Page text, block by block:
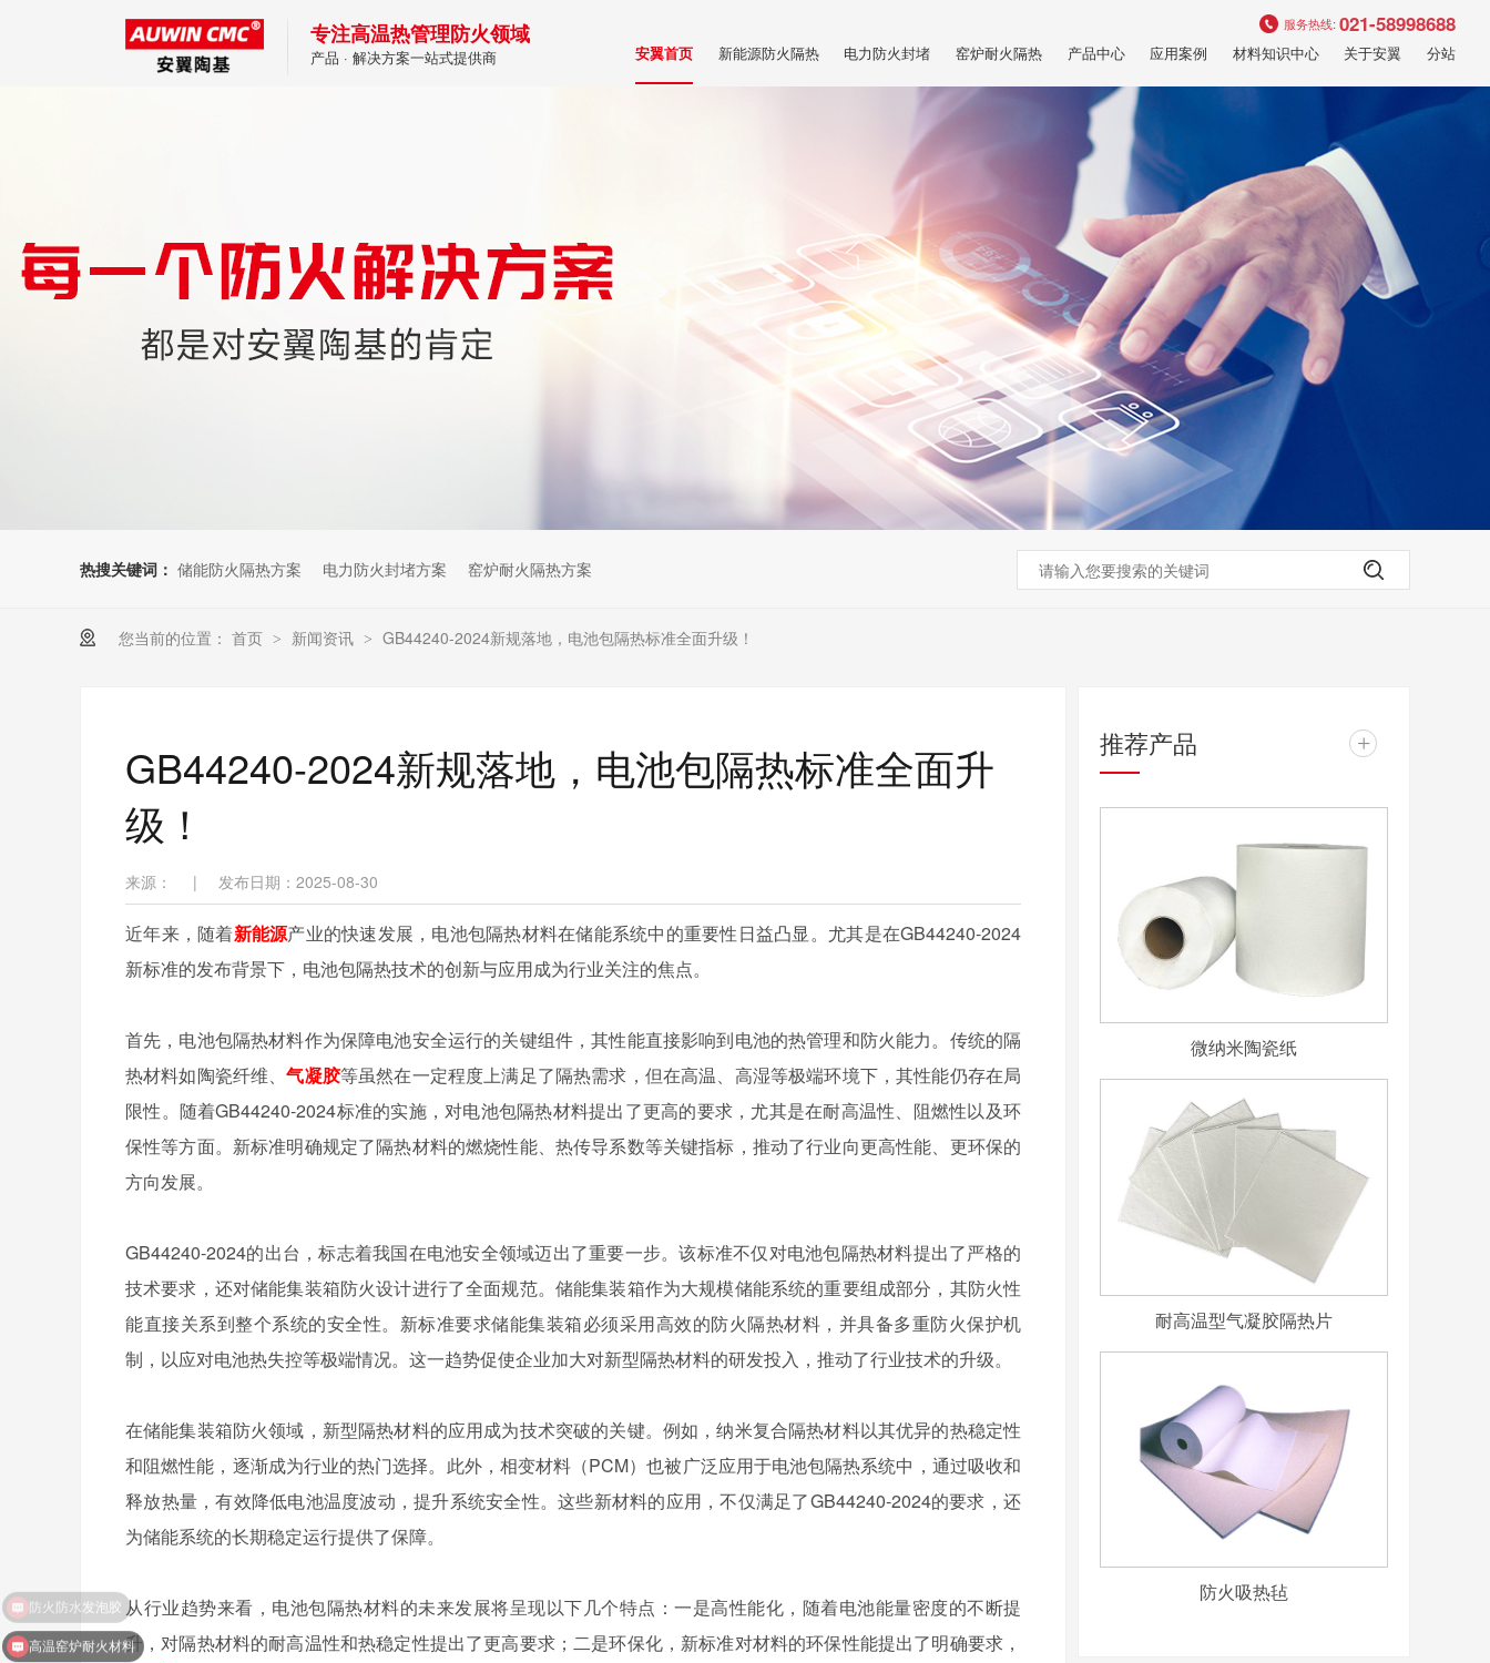
专注高温热管理防火领域
产品 · 解决方案一站式提供商
服务热线:021-58998688
安翼首页 新能源防火隔热 电力防火封堵 窑炉耐火隔热 产品中心 应用案例 材料知识中心 关于安翼 分站
热搜关键词： 储能防火隔热方案 电力防火封堵方案 窑炉耐火隔热方案
您当前的位置： 首页 > 新闻资讯 > GB44240-2024新规落地，电池包隔热标准全面升级！
GB44240-2024新规落地，电池包隔热标准全面升
级！
来源： | 发布日期：2025-08-30
近年来，随着新能源产业的快速发展，电池包隔热材料在储能系统中的重要性日益凸显。尤其是在GB44240-2024
新标准的发布背景下，电池包隔热技术的创新与应用成为行业关注的焦点。
首先，电池包隔热材料作为保障电池安全运行的关键组件，其性能直接影响到电池的热管理和防火能力。传统的隔
热材料如陶瓷纤维、气凝胶等虽然在一定程度上满足了隔热需求，但在高温、高湿等极端环境下，其性能仍存在局
限性。随着GB44240-2024标准的实施，对电池包隔热材料提出了更高的要求，尤其是在耐高温性、阻燃性以及环
保性等方面。新标准明确规定了隔热材料的燃烧性能、热传导系数等关键指标，推动了行业向更高性能、更环保的
方向发展。
GB44240-2024的出台，标志着我国在电池安全领域迈出了重要一步。该标准不仅对电池包隔热材料提出了严格的
技术要求，还对储能集装箱防火设计进行了全面规范。储能集装箱作为大规模储能系统的重要组成部分，其防火性
能直接关系到整个系统的安全性。新标准要求储能集装箱必须采用高效的防火隔热材料，并具备多重防火保护机
制，以应对电池热失控等极端情况。这一趋势促使企业加大对新型隔热材料的研发投入，推动了行业技术的升级。
在储能集装箱防火领域，新型隔热材料的应用成为技术突破的关键。例如，纳米复合隔热材料以其优异的热稳定性
和阻燃性能，逐渐成为行业的热门选择。此外，相变材料（PCM）也被广泛应用于电池包隔热系统中，通过吸收和
释放热量，有效降低电池温度波动，提升系统安全性。这些新材料的应用，不仅满足了GB44240-2024的要求，还
为储能系统的长期稳定运行提供了保障。
从行业趋势来看，电池包隔热材料的未来发展将呈现以下几个特点：一是高性能化，随着电池能量密度的不断提
升，对隔热材料的耐高温性和热稳定性提出了更高要求；二是环保化，新标准对材料的环保性能提出了明确要求，
推荐产品 +
微纳米陶瓷纸
耐高温型气凝胶隔热片
防火吸热毡
高温窑炉耐火材料